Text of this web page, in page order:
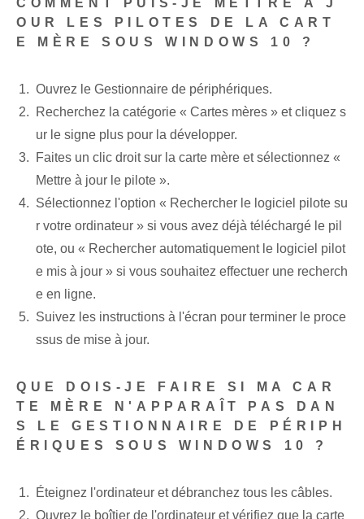
COMMENT PUIS-JE METTRE À J
OUR LES PILOTES DE LA CART
E MÈRE SOUS WINDOWS 10 ?
Ouvrez le Gestionnaire de périphériques.
Recherchez la catégorie « Cartes mères » et cliquez s
ur le signe plus pour la développer.
Faites un clic droit sur la carte mère et sélectionnez «
Mettre à jour le pilote ».
Sélectionnez l'option « Rechercher le logiciel pilote su
r votre ordinateur » si vous avez déjà téléchargé le pil
ote, ou « Rechercher automatiquement le logiciel pilot
e mis à jour » si vous souhaitez effectuer une recherch
e en ligne.
Suivez les instructions à l'écran pour terminer le proce
ssus de mise à jour.
QUE DOIS-JE FAIRE SI MA CAR
TE MÈRE N'APPARAÎT PAS DAN
S LE GESTIONNAIRE DE PÉRIPH
ÉRIQUES SOUS WINDOWS 10 ?
Éteignez l'ordinateur et débranchez tous les câbles.
Ouvrez le boîtier de l'ordinateur et vérifiez que la carte